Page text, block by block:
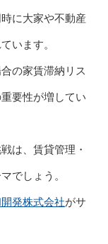
に大家や不動産
います。
の家賃滞納リス
要性が増してい
は、賃貸管理・
でしょう。
発株式会社がサ